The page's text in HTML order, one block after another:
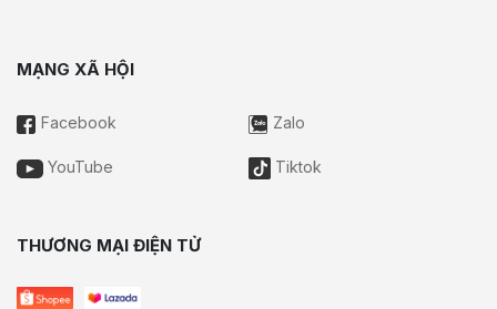
MẠNG XÃ HỘI
Facebook Zalo
YouTube Tiktok
THƯƠNG MẠI ĐIỆN TỬ